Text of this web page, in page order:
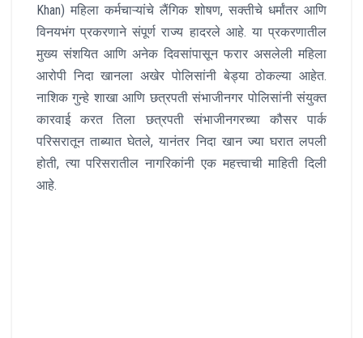
Khan) महिला कर्मचाऱ्यांचे लैंगिक शोषण, सक्तीचे धर्मांतर आणि
विनयभंग प्रकरणाने संपूर्ण राज्य हादरले आहे. या प्रकरणातील
मुख्य संशयित आणि अनेक दिवसांपासून फरार असलेली महिला
आरोपी निदा खानला अखेर पोलिसांनी बेड्या ठोकल्या आहेत.
नाशिक गुन्हे शाखा आणि छत्रपती संभाजीनगर पोलिसांनी संयुक्त
कारवाई करत तिला छत्रपती संभाजीनगरच्या कौसर पार्क
परिसरातून ताब्यात घेतले, यानंतर निदा खान ज्या घरात लपली
होती, त्या परिसरातील नागरिकांनी एक महत्त्वाची माहिती दिली
आहे.